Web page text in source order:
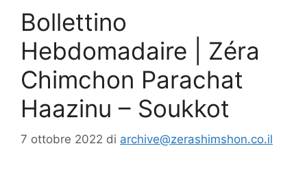
Bollettino
Hebdomadaire | Zéra
Chimchon Parachat
Haazinu – Soukkot
7 ottobre 2022 di archive@zerashimshon.co.il